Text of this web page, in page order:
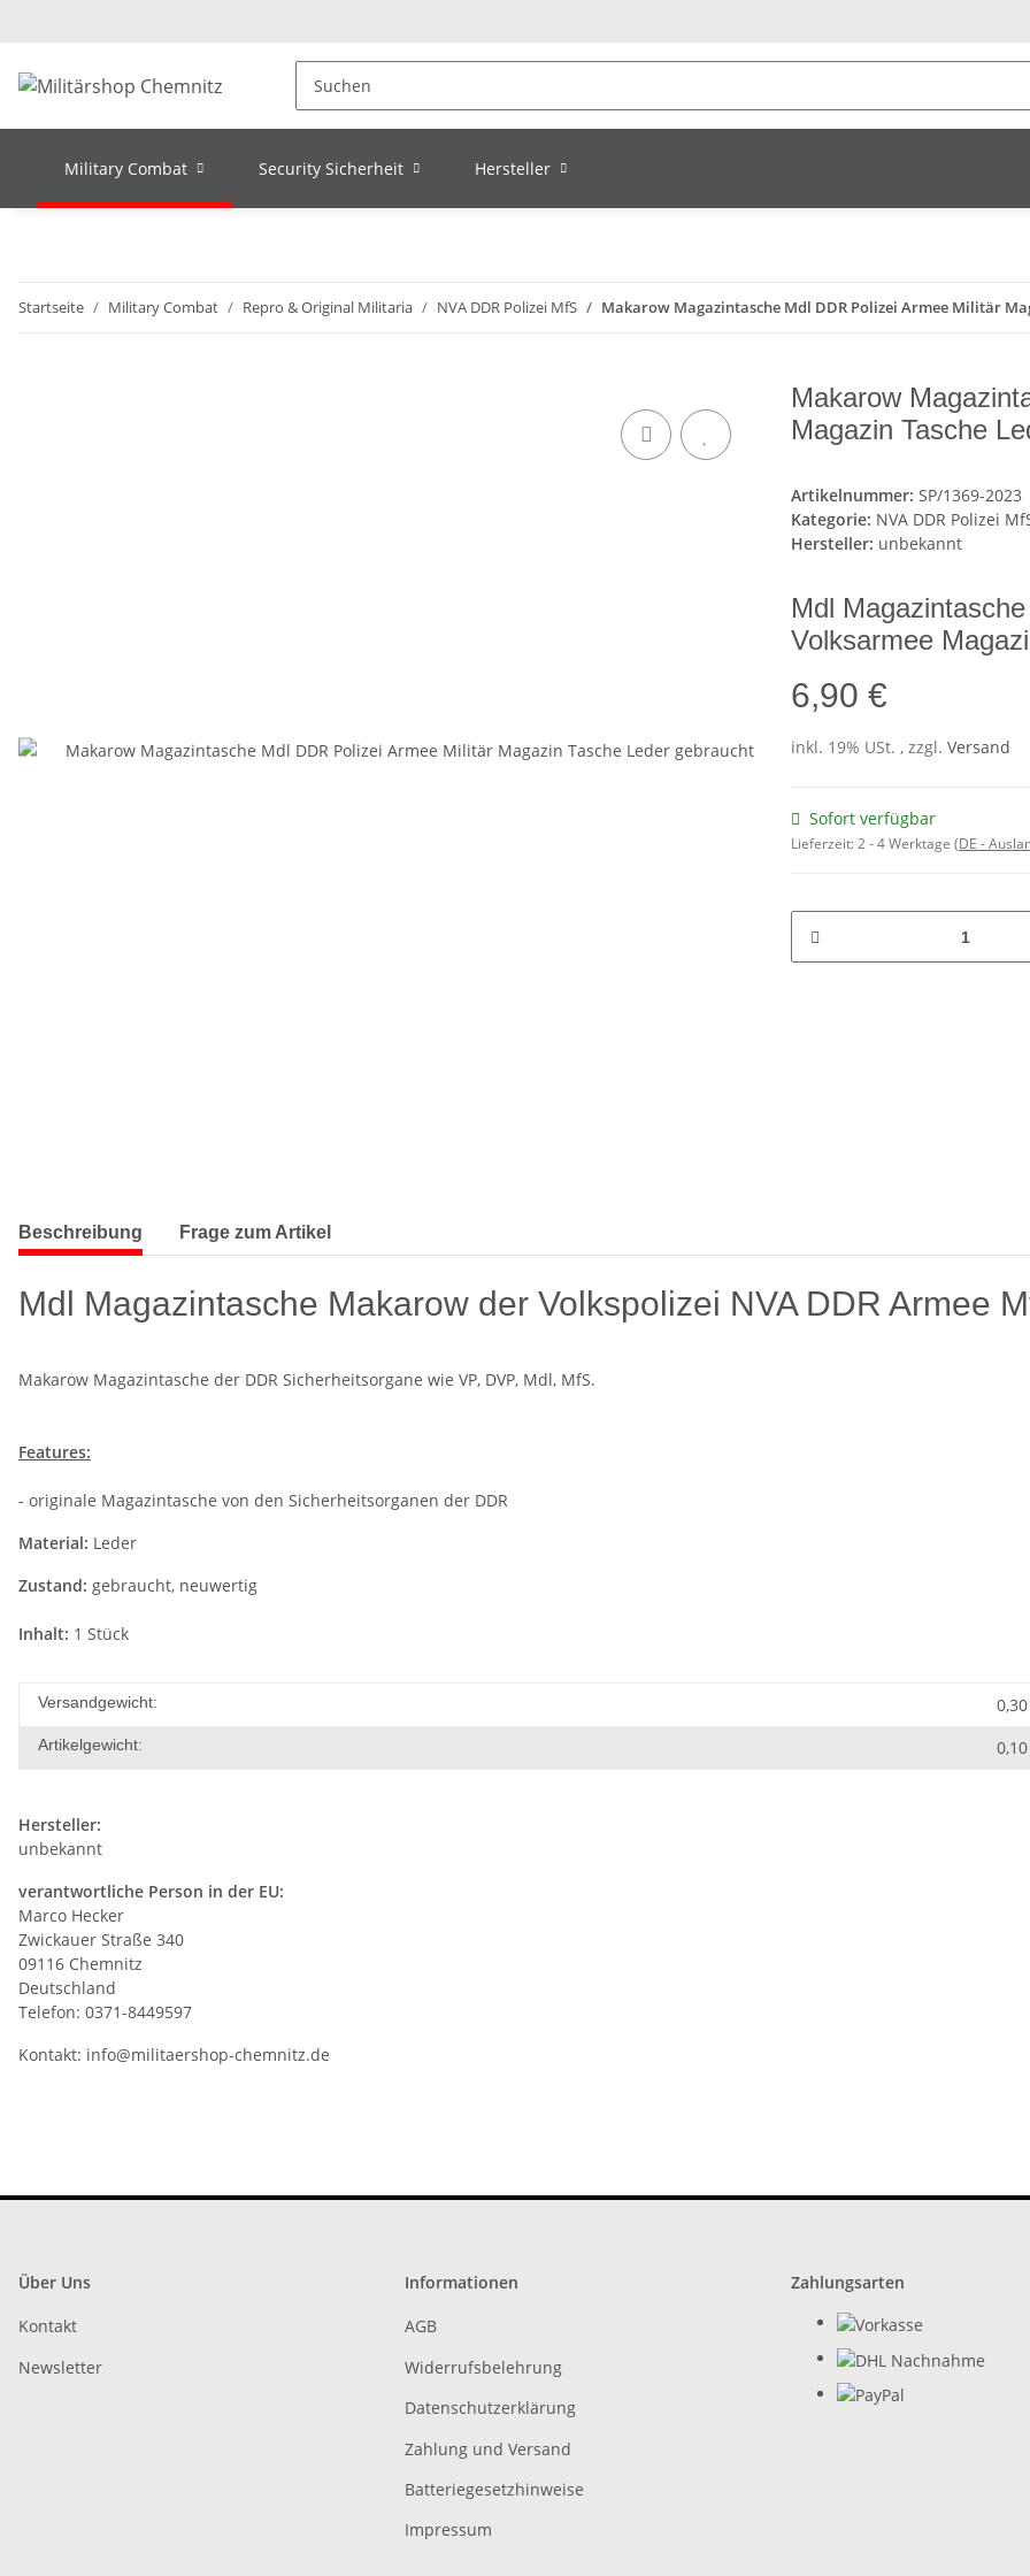
Military Combat Security Sicherheit Hersteller
Startseite Military Combat Repro & Original Militaria NVA DDR Polizei MfS Makarow Magazintasche Mdl DDR Polizei Armee Militär
Makarow
Magazin Tasche
Artikelnummer: SP/1369-2023
Kategorie: NVA DDR Polizei
Hersteller: unbekannt
Mdl
Volksarmee
6,90 €
inkl. 19% USt. , zzgl. Versand
Sofort verfügbar
Lieferzeit:2 - 4 Werktage (DE -
Beschreibung Frage zum Artikel
Mdl Magazintasche Makarow der Volkspolizei NVA DDR Armee
Makarow Magazintasche der DDR Sicherheitsorgane wie VP, DVP, Mdl, MfS.
Features:
- originale Magazintasche von den Sicherheitsorganen der DDR
Material: Leder
Zustand: gebraucht, neuwertig
Inhalt: 1 Stück
Versandgewicht:
Artikelgewicht: 0,10
Hersteller:
unbekannt
verantwortliche Person in der EU:
Marco Hecker
Zwickauer Straße 340
09116 Chemnitz
Deutschland
Telefon: 0371-8449597
Kontakt: info@militaershop-chemnitz.de
Über Uns
Kontakt
Newsletter
Informationen
AGB
Widerrufsbelehrung
Datenschutzerklärung
Zahlung und Versand
Batteriegesetzhinweise
Impressum
Zahlungsarten